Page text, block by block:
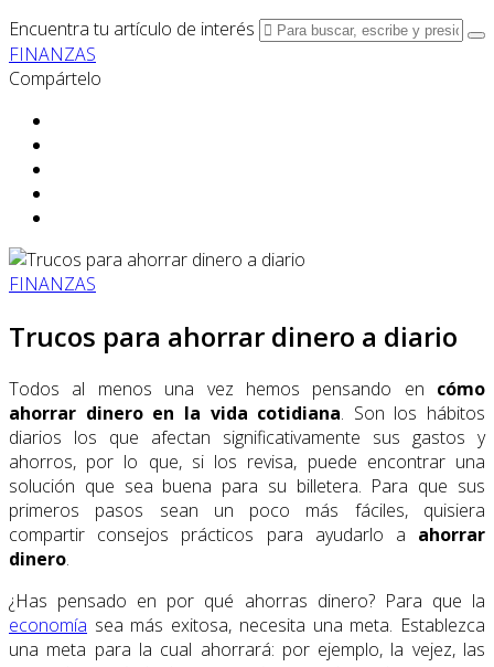
Encuentra tu artículo de interés
FINANZAS
Compártelo
FINANZAS
Trucos para ahorrar dinero a diario
Todos al menos una vez hemos pensando en cómo
ahorrar dinero en la vida cotidiana. Son los hábitos
diarios los que afectan significativamente sus gastos y
ahorros, por lo que, si los revisa, puede encontrar una
solución que sea buena para su billetera. Para que sus
primeros pasos sean un poco más fáciles, quisiera
compartir consejos prácticos para ayudarlo a ahorrar
dinero.
¿Has pensado en por qué ahorras dinero? Para que la
economía sea más exitosa, necesita una meta. Establezca
una meta para la cual ahorrará: por ejemplo, la vejez, las